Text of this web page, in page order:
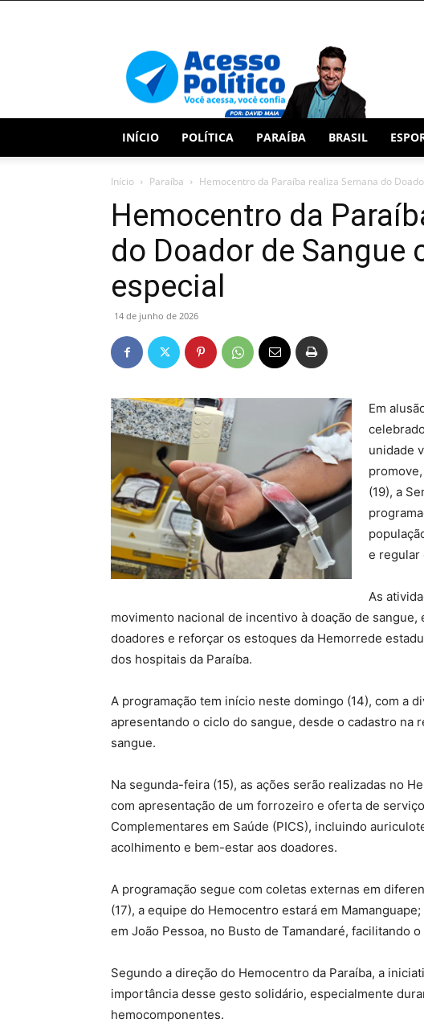
INÍCIO POLÍTICA PARAÍBA BRASIL
Início Paraíba Hemocentro da Paraíba realiza Semana do
Hemocentro da
do Doador de Sangue
especial
14 de junho de 2026
Em
unidade
(19), a
e regular
As
movimento nacional de incentivo à doação de
doadores e reforçar os estoques da Hemorrede
dos hospitais da Paraíba.
A programação tem início neste domingo (14), com a
apresentando o ciclo do sangue, desde o cadastro na
sangue.
Na segunda-feira (15), as ações serão realizadas no
com apresentação de um forrozeiro e oferta de
Complementares em Saúde (PICS), incluindo
acolhimento e bem-estar aos doadores.
A programação segue com coletas externas em
(17), a equipe do Hemocentro estará em
em João Pessoa, no Busto de Tamandaré, facilitando
Segundo a direção do Hemocentro da Paraíba, a
importância desse gesto solidário, especialmente
hemocomponentes.